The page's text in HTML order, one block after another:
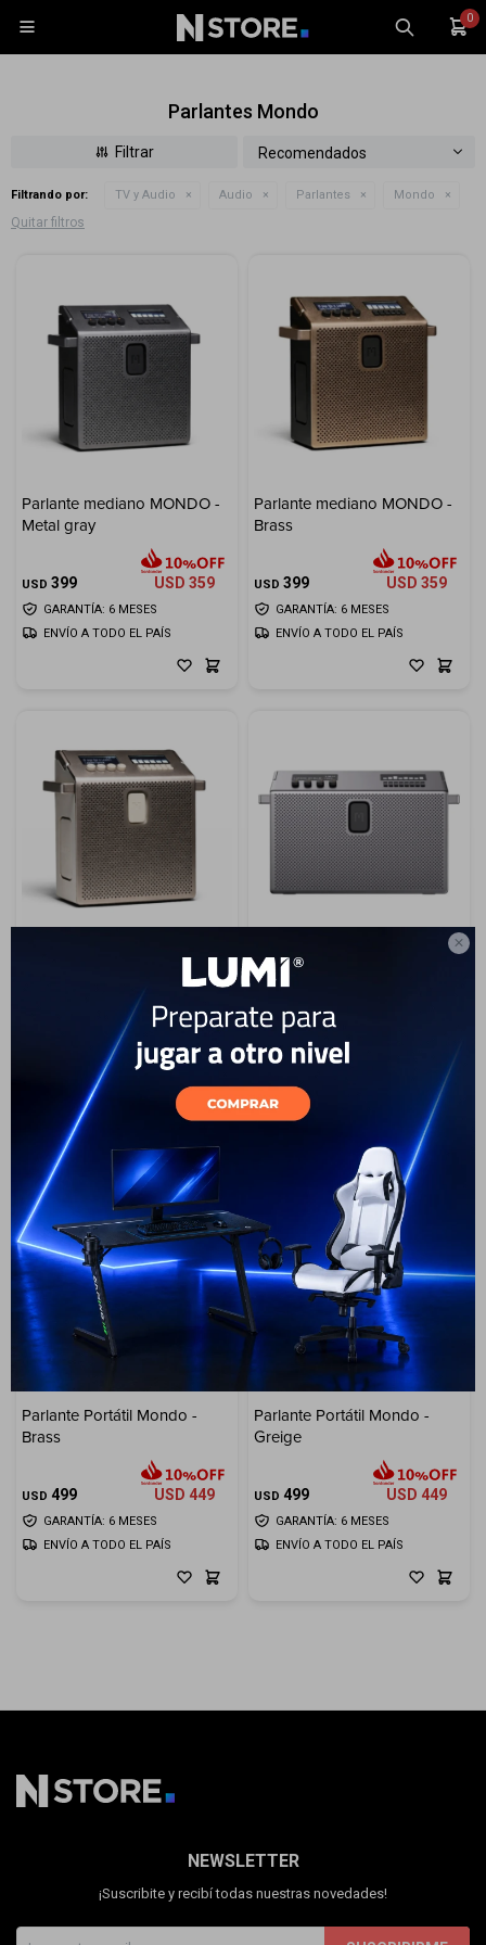

0

Parlantes Mondo
Recomendados
Filtrando por: TV y Audio Audio Parlantes Mondo
Quitar filtros
Parlante mediano MONDO -
Metal gray
USD 399 USD 359
GARANTÍA: 6 MESES
ENVÍO A TODO EL PAÍS
Parlante mediano MONDO -
Brass
USD 399 USD 359
GARANTÍA: 6 MESES
ENVÍO A TODO EL PAÍS
Parlante mediano MONDO -
359
GARANTÍA: 6 MESES
ENVÍO A TODO EL PAÍS
Parlante Portátil Mondo -
Metal gray
499
GARANTÍA: 6 MESES
ENVÍO A TODO EL PAÍS
Parlante Portátil Mondo -
Brass
USD 499 USD 449
GARANTÍA: 6 MESES
ENVÍO A TODO EL PAÍS
Parlante Portátil Mondo -
Greige
USD 499 USD 449
GARANTÍA: 6 MESES
ENVÍO A TODO EL PAÍS
NEWSLETTER
¡Suscribite y recibí todas nuestras novedades!
TV y Audio
Electrodomésticos
Hogar
Movilidad
Marcas
F&Q
Tiendas
Wearables
Accesorios
Monitores